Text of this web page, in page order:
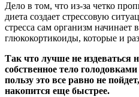
Дело в том, что из-за четко
диета создает стрессовую
стресса сам организм начинает
глюкокортикоиды, которые и
Так что лучше не издеваться
собственное тело
пользу это все равно не
накопится еще быстрее.